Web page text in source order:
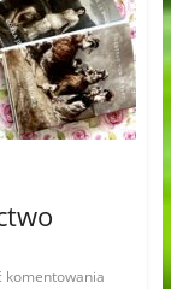
komentowania